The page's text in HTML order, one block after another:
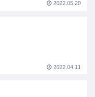
2022.05.20
2022.04.11